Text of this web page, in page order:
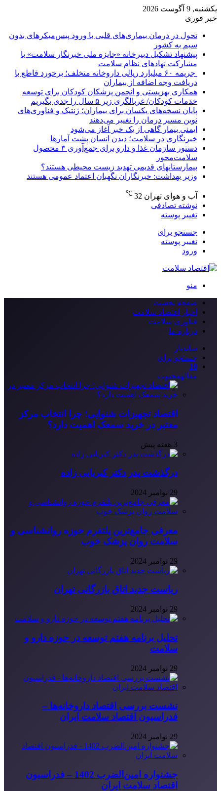
یکشنبه, 9 آگوست 2026
خبر فوری
تحول در درمان بیماری‌های قلبی با ورود پیس‌میکرهای بدون
سیم به کشور
پیشنهاد تشکیل دبیرخانه «جایزه ملی خبرنگار سلامت» با
مشارکت نهادهای نظام سلامت
جریمه ۶۰ میلیارد ریالی داروخانه متخلف؛ برخورد قاطع با
دریافت وجه اضافه از بیماران
همکاری بهزیستی و انجمن پزشکان کودکان برای توسعه
خدمات کودکان/ غربالگری زیر ۵ سال را جدی بگیریم
پایان نسخه‌های یکسان برای بیماران؛ ژنتیک و فناوری‌های
نوین مسیر درمان را تغییر می‌دهند
ایمنی بیمار گاهی از یک خبر آغاز می‌شود
خبرنگاری در سلامت؛ دیدن انسان پشت آمارها
دستور سازمان غذا و دارو برای جمع‌آوری ۳ محصول
سلامت‌محور
بیمارستانهای قدیمی تهدید زیست محیطی هستند؟
وزیر بهداشت: خبرنگاران نگهبان اعتماد عمومی هستند
آب و هوای تهران 32
℃
نوشته تصادفی
تغییر پوسته
جستجو برای
تغییر پوسته
ورود
منو
صفحه نخست
اخبار اقتصاد سلامت
فناوری سلامت
درباره ما
سایدبار
جستجو برای
10
مقالهمحبوب
اقتصاد تجهیزات شنوایی؛ چرا انتخاب مرکز
معتبر در خرید سمعک اهمیت دارد؟
3 هفته پیش
درگذشت پدر دکتر کبریایی زاده
29 نوامبر 2024
معرفی جامع‌ترین پلتفرم حوزه روانشناسی و
سلامت روان پزشک خوب
29 نوامبر 2024
ریاست جدید اتاق بازرگانی تهران
29 نوامبر 2024
تحلیل برنامه هفتم توسعه در حوزه دارو و
سلامت
29 نوامبر 2024
نشست بررسی اقتصاد داروخانه‌ها –
فدراسیون اقتصاد سلامت ایران
29 نوامبر 2024
جشنواره امین‌الضرب 1402 – فدراسیون
اقتصاد سلامت ایران